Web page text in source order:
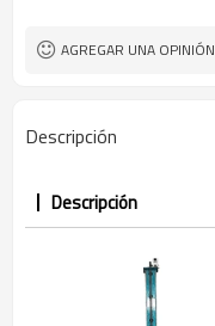
AGREGAR UNA OPINIÓN
Descripción
Descripción